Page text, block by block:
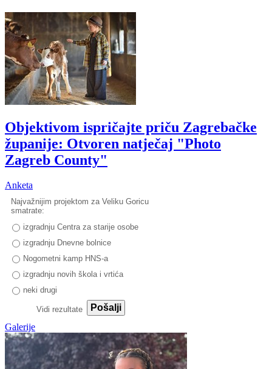
Objektivom ispričajte priču Zagrebačke
županije: Otvoren natječaj "Photo
Zagreb County"
Anketa
Najvažnijim projektom za Veliku Goricu
smatrate:
izgradnju Centra za starije osobe
izgradnju Dnevne bolnice
Nogometni kamp HNS-a
izgradnju novih škola i vrtića
neki drugi
Vidi rezultate
Pošalji
Galerije